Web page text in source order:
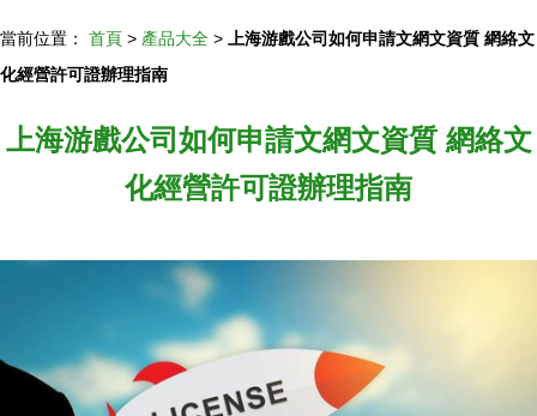
當前位置： 首頁 > 產品大全 >
上海游戲公司如何申請文網文資質 網絡文
化經營許可證辦理指南
上海游戲公司如何申請文網文資質 網絡文
化經營許可證辦理指南